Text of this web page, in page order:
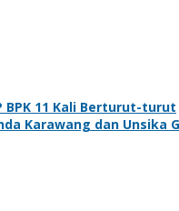
BPK 11 Kali Berturut-turut
Karawang dan Unsika